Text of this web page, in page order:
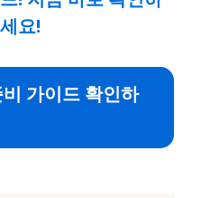
요!
가이드 확인하